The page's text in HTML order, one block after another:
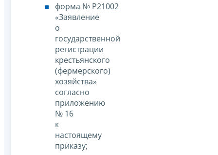
форма № Р21002
«Заявление
о
государственной
регистрации
крестьянского
(фермерского)
хозяйства»
согласно
приложению
№ 16
к
настоящему
приказу;